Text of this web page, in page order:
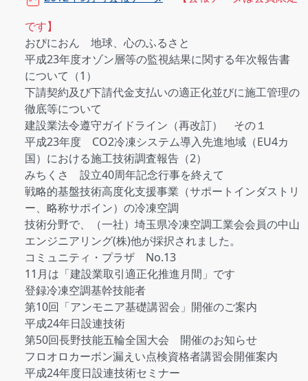
です】
おぴにおん 地球、心のふるさと
平成23年度オゾン層等の監視結果に関する年次報告書
について（1）
下請契約及び下請代金支払いの適正化並びに施工管理の
徹底等について
建設業法令遵守ガイドライン（再改訂） その１
平成23年度 CO2冷凍システム導入先進地域（EU4カ
国）における施工技術調査報告（2）
みちくさ 設立40周年記念行事を終えて
戦略的基盤技術高度化支援事業（サポートインダストリ
ー、略称サポイン）の冷凍空調
技術分野で、（一社）埼玉県冷凍空調工業会会員の中山
エンジニアリング(株)他が採択されました。
コミュニティ・プラザ No.13
11月は「建設業取引適正化推進月間」です
登録冷凍空調基幹技能者
第10回「アンモニア基礎講習会」開催のご案内
平成24年日設連技術
第50回長野技能五輪全国大会 開催のお知らせ
フロオロカーボン漏えい点検資格者講習会開催案内
平成24年度日設連技術セミナー